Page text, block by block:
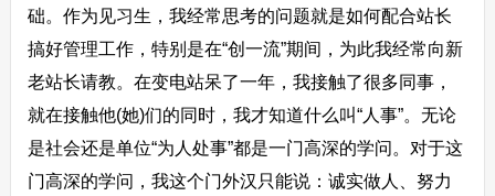
础。作为见习生，我经常思考的问题就是如何配合站长
搞好管理工作，特别是在“创一流”期间，为此我经常向新
老站长请教。在变电站呆了一年，我接触了很多同事，
就在接触他(她)们的同时，我才知道什么叫“人事”。无论
是社会还是单位“为人处事”都是一门高深的学问。对于这
门高深的学问，我这个门外汉只能说：诚实做人、努力